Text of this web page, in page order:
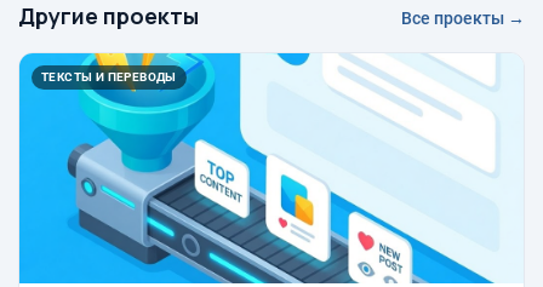
Другие проекты Все проекты →
ТЕКСТЫ И ПЕРЕВОДЫ